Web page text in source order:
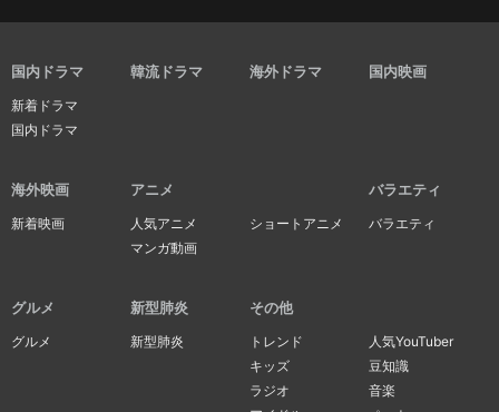
国内ドラマ
新着ドラマ
国内ドラマ
韓流ドラマ 海外ドラマ 国内映画
海外映画
新着映画
アニメ
人気アニメ
ショートアニメ
マンガ動画
バラエティ
バラエティ
グルメ
グルメ
新型肺炎
新型肺炎
その他
トレンド
人気YouTuber
キッズ
豆知識
ラジオ
音楽